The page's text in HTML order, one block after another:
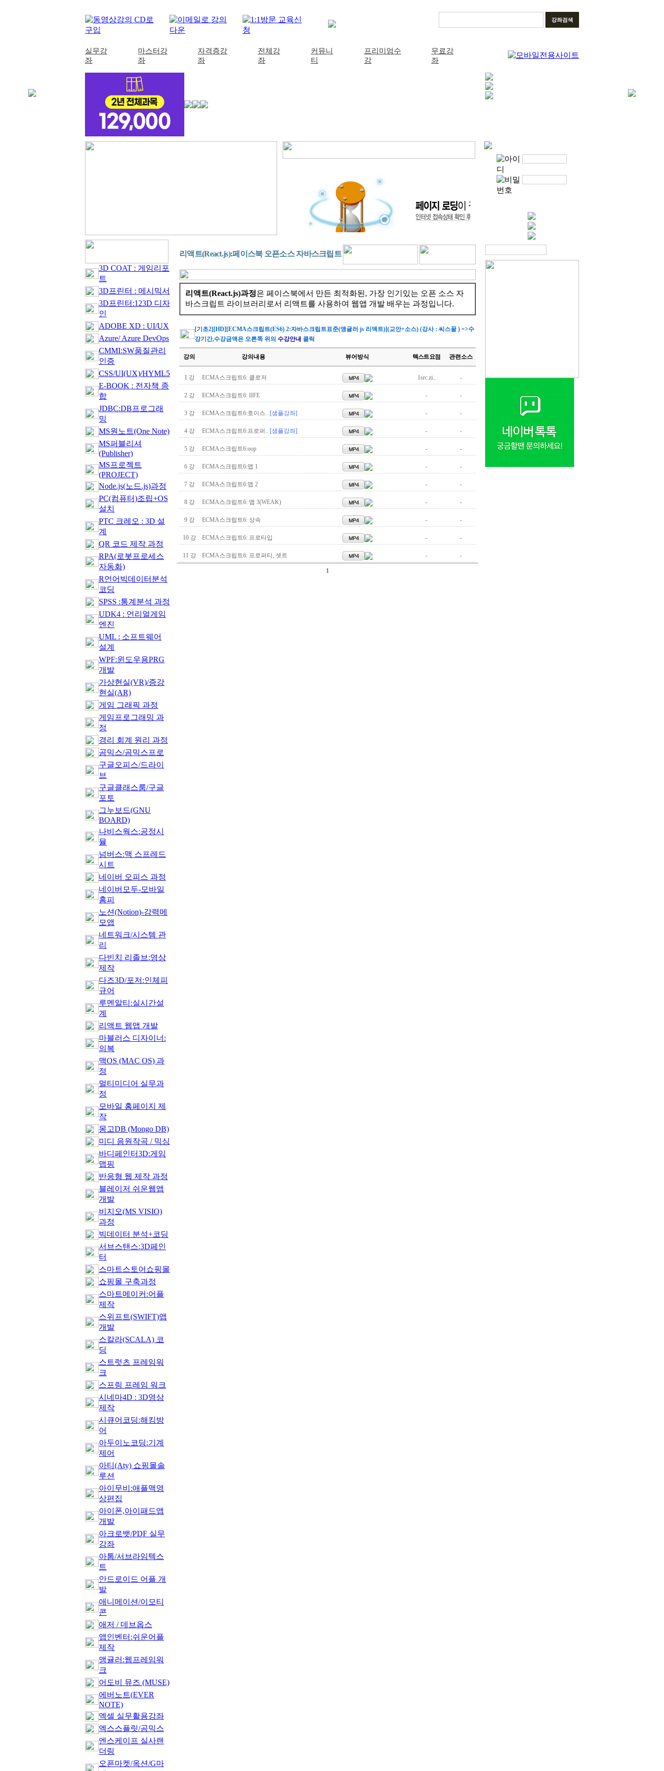
강좌검색
실무강
좌
마스터강
좌
자격증강
좌
전체강
좌
커뮤니
티
프리미엄수
강
무료강
좌
3D COAT : 게임리포
트
3D프린터 : 메시믹서
3D프린터:123D 디자
인
ADOBE XD : UI/UX
Azure/ Azure DevOps
CMMI:SW품질관리
인증
CSS/UI(UX)/HYML5
E-BOOK : 전자책 종
합
JDBC:DB프로그래
밍
MS원노트(One Note)
MS퍼블리셔
(Publisher)
MS프로젝트
(PROJECT)
Node.js(노드.js)과정
PC(컴퓨터)조립+OS
설치
PTC 크레오 : 3D 설
계
QR 코드 제작 과정
RPA(로봇프로세스
자동화)
R언어빅데이터분석
코딩
SPSS :통계분석 과정
UDK4 : 언리얼게임
엔진
UML : 소프트웨어
설계
WPF:윈도우용PRG
개발
가상현실(VR)/증강
현실(AR)
게임 그래픽 과정
게임프로그래밍 과
정
경리 회계 원리 과정
곰믹스/곰믹스프로
구글오피스/드라이
브
구글클래스룸/구글
포토
그누보드(GNU
BOARD)
나비스웍스:공정시
뮬
넘버스:맥 스프레드
시트
네이버 오피스 과정
네이버모두-모바일
홈피
노션(Notion)-강력메
모앱
네트워크/시스템 관
리
다빈치 리졸브:영상
제작
다즈3D/포저:인체피
규어
루멘알티:실시간설
계
리액트 웹앱 개발
마블러스 디자이너:
의복
맥OS (MAC OS) 과
정
멀티미디어 실무과
정
모바일 홈페이지 제
작
몽고DB (Mongo DB)
미디 음원작곡 / 믹싱
바디페인터3D:게임
맵핑
반응형 웹 제작 과정
블레이저 쉬운웹앱
개발
비지오(MS VISIO)
과정
빅데이터 분석+코딩
서브스탠스:3D페인
터
스마트스토어쇼핑몰
쇼핑몰 구축과정
스마트메이커:어플
제작
스위프트(SWIFT)앱
개발
스칼라(SCALA) 코
딩
스트럿츠 프레임워
크
스프링 프레임 워크
시네마4D : 3D영상
제작
시큐어코딩:해킹방
어
아두이노코딩:기계
제어
아티(Aty) 쇼핑몰솔
루션
아이무비:애플맥영
상편집
아이폰,아이패드앱
개발
아크로뱃/PDF 실무
강좌
아톰/서브라임텍스
트
안드로이드 어플 개
발
애니메이션/이모티
콘
애저 / 데브옵스
앱인벤터:쉬운어플
제작
앵귤러:웹프레임워
크
어도비 뮤즈 (MUSE)
에버노트(EVER
NOTE)
엑셀 실무활용강좌
엑스스플릿/곰믹스
엔스케이프 실사랜
더링
오픈마켓/옥션/G마
리액트(React.js):페이스북 오픈소스 자바스크립트
리액트(React.js)과정은 페이스북에서 만든 최적화된, 가장 인기있는 오픈 소스 자
바스크립트 라이브러리로서 리액트를 사용하여 웹앱 개발 배우는 과정입니다.
[기초2][HD][ECMA스크립트(ES6) 2:자바스크립트표준(앵귤러 js 리액트)](교안+소스) (강사 : 씨스꿀 ) =>수
강기간,수강금액은 오른쪽 위의 수강안내 클릭
강의 강의내용 뷰어방식 텍스트요점 관련소스
1 강 ECMA스크립트6: 클로저 1src.zi.. -
2 강 ECMA스크립트6: IIFE - -
3 강 ECMA스크립트6:호이스.. [샘플강좌] - -
4 강 ECMA스크립트6:프로퍼.. [샘플강좌] - -
5 강 ECMA스크립트6:oop - -
6 강 ECMA스크립트6:맵 1 - -
7 강 ECMA스크립트6:맵 2 - -
8 강 ECMA스크립트6: 맵 3(WEAK) - -
9 강 ECMA스크립트6: 상속 - -
10 강 ECMA스크립트6: 프로타입 - -
11 강 ECMA스크립트6: 프로퍼티, 셋트 - -
1